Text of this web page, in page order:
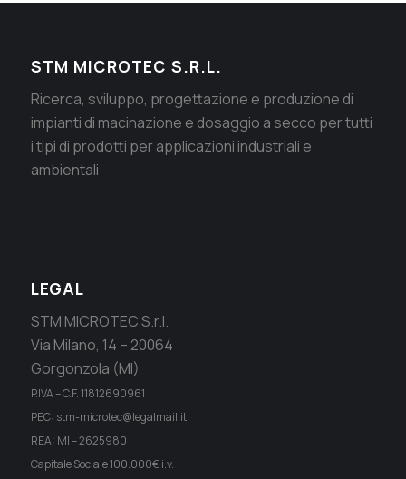
STM MICROTEC S.R.L.
Ricerca, sviluppo, progettazione e produzione di
impianti di macinazione e dosaggio a secco per tutti
i tipi di prodotti per applicazioni industriali e
ambientali
LEGAL
STM MICROTEC S.r.l.
Via Milano, 14 – 20064
Gorgonzola (MI)
P.IVA – C.F. 11812690961
PEC: stm-microtec@legalmail.it
REA: MI – 2625980
Capitale Sociale 100.000€ i.v.